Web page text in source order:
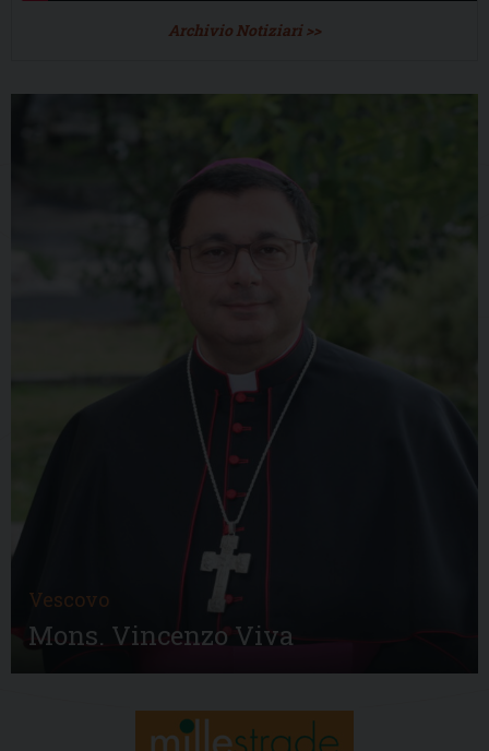
Archivio Notiziari >>
Vescovo
Mons. Vincenzo Viva